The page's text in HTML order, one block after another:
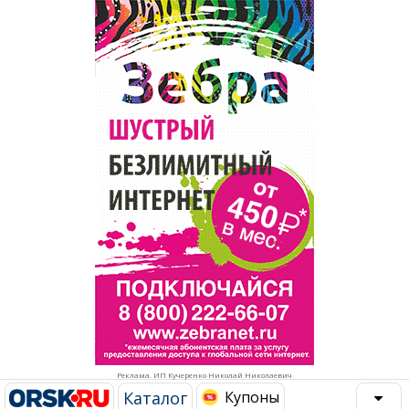
Реклама. ИП Кучеренко Николай Николаевич
Каталог Купоны
Рестораны, кафе, бары
Развлечения и отдых
Спорт Фитнес
Недвижимость
Красота Косметология
Торговля
Бизнес и финансы
Юристы, Экспертиза, Страхование
Ремонт
Социальные организации
Это интересно
Администрация
Популярное →